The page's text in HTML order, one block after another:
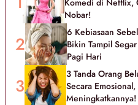
Komedi di Netflix,
Nobar!
6 Kebiasaan
Bikin Tampil
Pagi Hari
3 Tanda Orang
Secara
Meningkatkannya!